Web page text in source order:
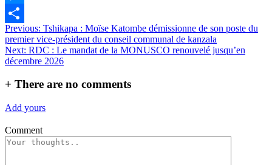
Messenger
Partager
Navigation
de
l’article
Previous: Tshikapa : Moïse Katombe démissionne de son poste du
premier vice-président du conseil communal de kanzala
Next: RDC : Le mandat de la MONUSCO renouvelé jusqu’en
décembre 2026
+ There are no comments
Add yours
Comment